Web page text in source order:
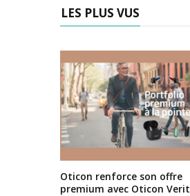
LES PLUS VUS
Oticon renforce son offre
premium avec Oticon Verit